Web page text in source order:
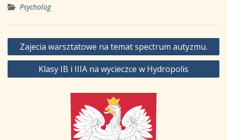
Psycholog
Nawigacja
wpisu
Zajecia warsztatowe na temat spectrum autyzmu.
Klasy IB i IIIA na wycieczce w Hydropolis